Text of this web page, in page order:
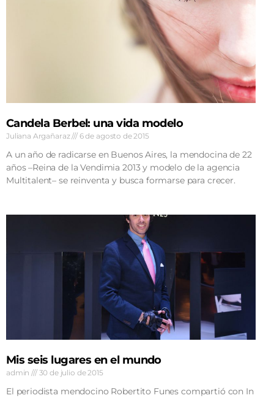
Candela Berbel: una vida modelo
Juliana Argañaraz 6 de agosto de 2015
A un año de radicarse en Buenos Aires, la mendocina de 22
años –Reina de la Vendimia 2013 y modelo de la agencia
Multitalent– se reinventa y busca formarse para crecer.
Mis seis lugares en el mundo
admin 30 de julio de 2015
El periodista mendocino Robertito Funes compartió con In